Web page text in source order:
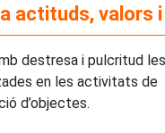
actituds, valors
destresa i pulcritud les
en les activitats de
d’objectes.